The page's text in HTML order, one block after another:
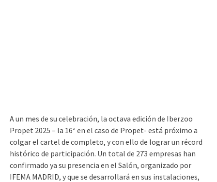
A un mes de su celebración, la octava edición de Iberzoo
Propet 2025 – la 16ª en el caso de Propet- está próximo a
colgar el cartel de completo, y con ello de lograr un récord
histórico de participación. Un total de 273 empresas han
confirmado ya su presencia en el Salón, organizado por
IFEMA MADRID, y que se desarrollará en sus instalaciones,